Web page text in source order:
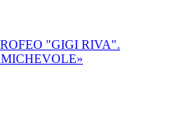
"GIGI RIVA".